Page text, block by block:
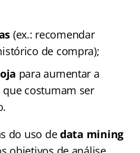
(ex.: recomendar
de compra);
para aumentar a
costumam ser
do uso dedata mining